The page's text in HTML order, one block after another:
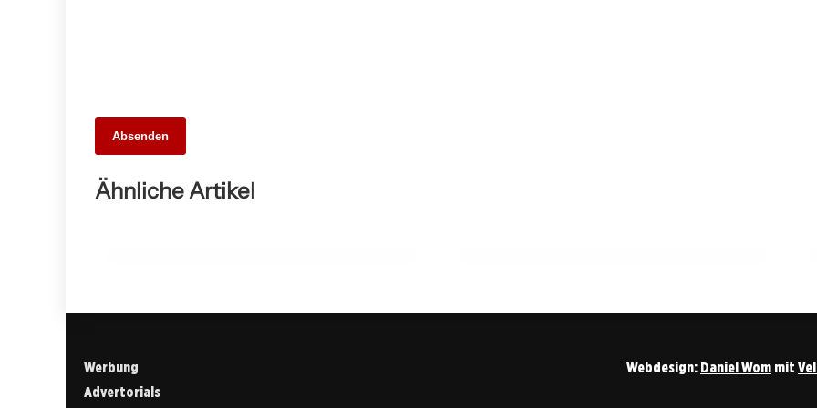
Absenden
Ähnliche Artikel
SV Remshalden feiert überzeugenden
5:1-Sieg gegen 1. FC Hohenacker in der
Werbung
Advertorials
Webdesign: Daniel Wom mit